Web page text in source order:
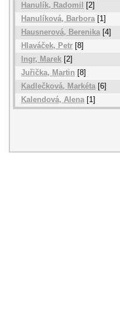
Hanulík, Radomil
[2]
Hanulíková, Barbora[1]
Hausnerová, Berenika [4]
Hlaváček, Petr [8]
Ingr, Marek [2]
Juřička, Martin [8]
Kadlečková, Markéta [6]
Kalendová, Alena[1]